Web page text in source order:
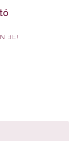
BE!